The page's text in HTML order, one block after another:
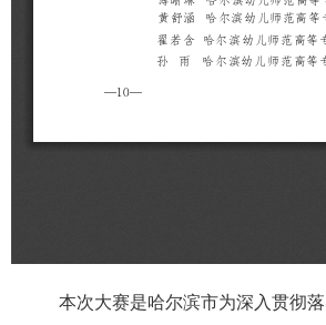
本次大赛是哈尔滨市为深入贯彻